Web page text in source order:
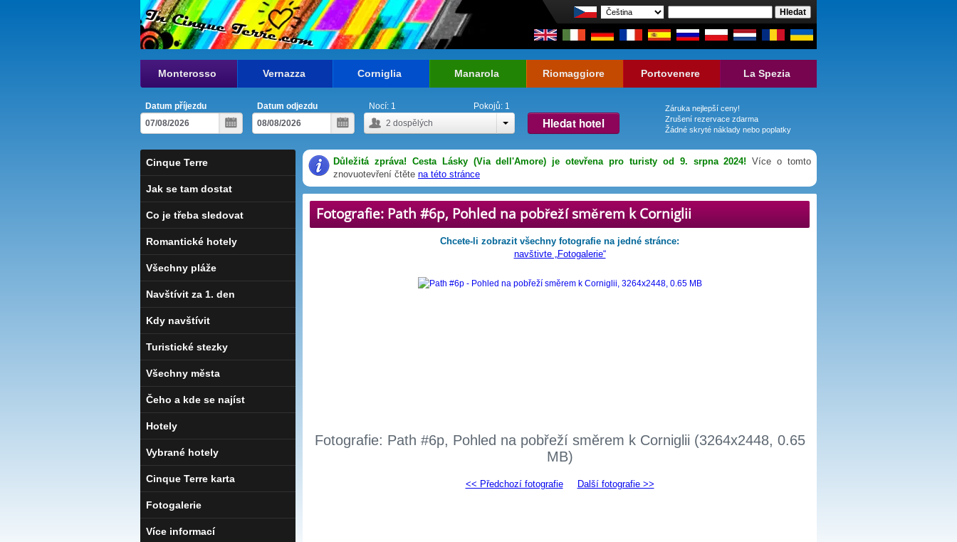
Monterosso Vernazza Corniglia Manarola Riomaggiore Portovenere La Spezia
Datum příjezdu
Datum odjezdu
2 dospělých
Nocí: 1 Pokojů: 1
Hledat hotel
Záruka nejlepší ceny!
Zrušení rezervace zdarma
Žádné skryté náklady nebo poplatky
Důležitá zpráva! Cesta Lásky (Via dell'Amore) je otevřena pro turisty od 9. srpna 2024! Více o tomto
znovuotevření čtěte na této stránce
Fotografie: Path #6p, Pohled na pobřeží směrem k Corniglii
Chcete-li zobrazit všechny fotografie na jedné stránce:
navštivte „Fotogalerie“
Fotografie: Path #6p, Pohled na pobřeží směrem k Corniglii (3264x2448, 0.65
MB)
<< Předchozí fotografie Další fotografie >>
Cinque Terre
Jak se tam dostat
Co je třeba sledovat
Romantické hotely
Všechny pláže
Navštívit za 1. den
Kdy navštívit
Turistické stezky
Všechny města
Čeho a kde se najíst
Hotely
Vybrané hotely
Cinque Terre karta
Fotogalerie
Více informací